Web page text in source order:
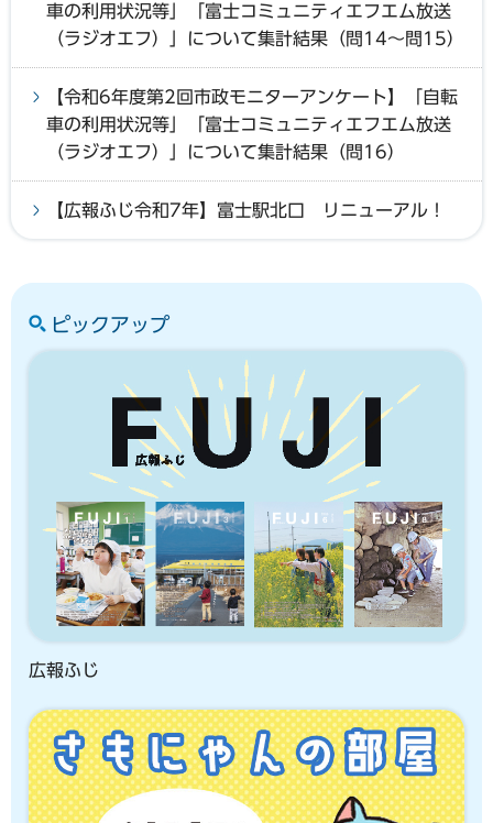
車の利用状況等」「富士コミュニティエフエム放送
（ラジオエフ）」について集計結果（問14～問15）
【令和6年度第2回市政モニターアンケート】「自転
車の利用状況等」「富士コミュニティエフエム放送
（ラジオエフ）」について集計結果（問16）
【広報ふじ令和7年】富士駅北口 リニューアル！
ピックアップ
広報ふじ